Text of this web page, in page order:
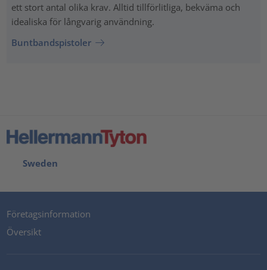
ett stort antal olika krav. Alltid tillförlitliga, bekväma och
idealiska för långvarig användning.
Buntbandspistoler
Sweden
Företagsinformation
Översikt